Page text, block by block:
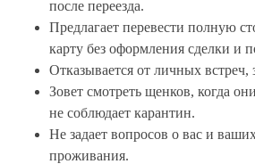
после переезда.
Предлагает перевести полную
карту без оформления сделки и
Отказывается от личных встреч,
Зовет смотреть щенков, когда
не соблюдает карантин.
Не задает вопросов о вас и
проживания.